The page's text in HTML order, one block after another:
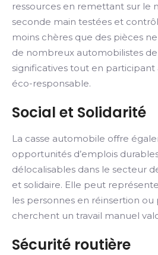
ressources en remettant sur le
seconde main testées et
moins chères que des pièces
de nombreux automobilistes
significatives tout en
éco-responsable.
Social et Solidarité
La casse automobile offre
opportunités d’emplois
délocalisables dans le secteur
et solidaire. Elle peut
les personnes en réinsertion ou
cherchent un travail manuel
Sécurité routière